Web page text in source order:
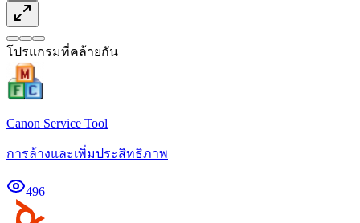
โปรแกรมที่คล้ายกัน
Canon Service Tool
การล้างและเพิ่มประสิทธิภาพ
496